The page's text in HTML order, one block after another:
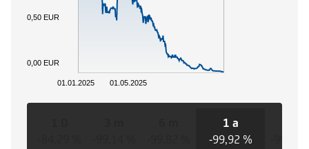
01.05.2025
01.01.2025
0,00 EUR
0,50 EUR
1 a
-99,92 %